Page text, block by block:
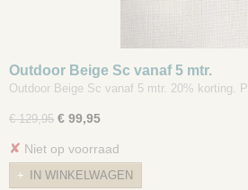
Outdoor Beige Sc vanaf 5 mtr.
Outdoor Beige Sc vanaf 5 mtr. 20% korting.
€ 129,95 € 99,95
✘ Niet op voorraad
IN WINKELWAGEN